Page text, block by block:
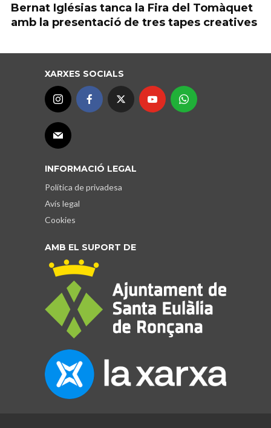
Bernat Iglésias tanca la Fira del Tomàquet
amb la presentació de tres tapes creatives
XARXES SOCIALS
INFORMACIÓ LEGAL
Política de privadesa
Avís legal
Cookies
AMB EL SUPORT DE